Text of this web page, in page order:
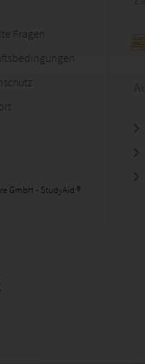
Fragen
GmbH - StudyAid ®